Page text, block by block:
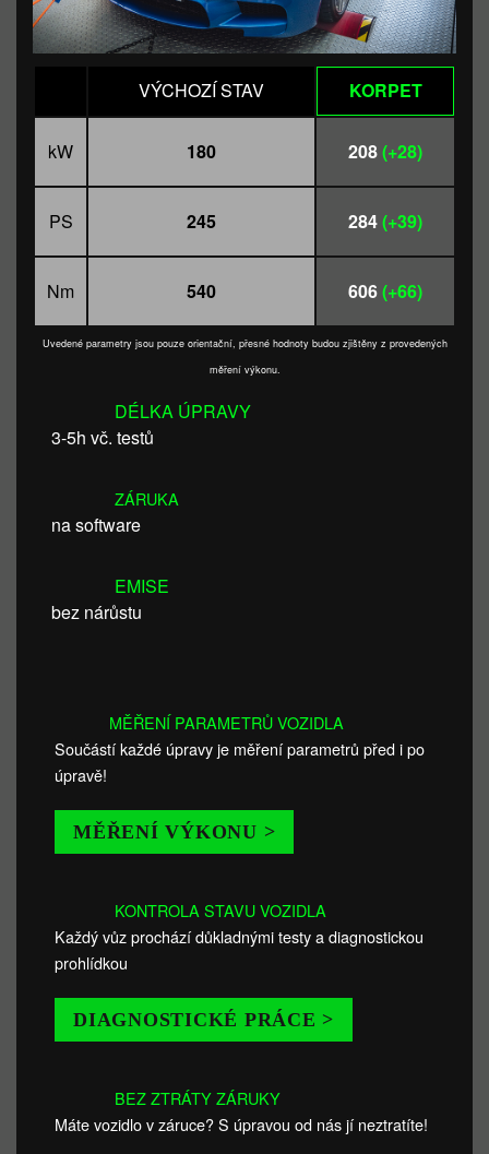
VÝCHOZÍ STAV KORPET
kW 180 208(+28)
PS 245 284(+39)
Nm 540 606(+66)
Uvedené parametry jsou pouze orientační, přesné hodnoty budou zjištěny z provedených
měření výkonu.
DÉLKA ÚPRAVY
3-5h vč. testů
ZÁRUKA
na software
EMISE
bez nárůstu
MĚŘENÍ PARAMETRŮ VOZIDLA
Součástí každé úpravy je měření parametrů před i po
úpravě!
MĚŘENÍ VÝKONU >
KONTROLA STAVU VOZIDLA
Každý vůz prochází důkladnými testy a diagnostickou
prohlídkou
DIAGNOSTICKÉ PRÁCE >
BEZ ZTRÁTY ZÁRUKY
Máte vozidlo v záruce? S úpravou od nás jí neztratíte!